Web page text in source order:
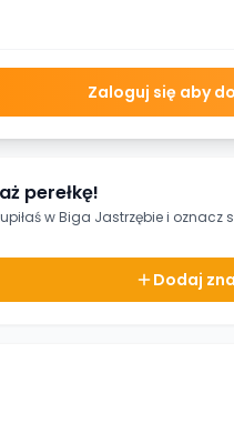
Zaloguj się aby
perełkę!
wBiga Jastrzębiei oznacz
Dodaj